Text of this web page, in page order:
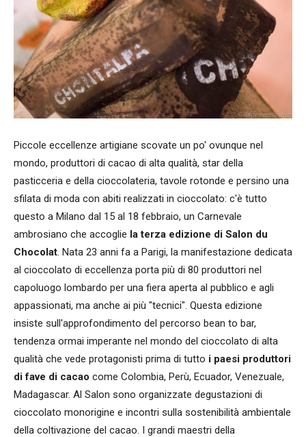
Piccole eccellenze artigiane scovate un po' ovunque nel
mondo, produttori di cacao di alta qualità, star della
pasticceria e della cioccolateria, tavole rotonde e persino una
sfilata di moda con abiti realizzati in cioccolato: c'è tutto
questo a Milano dal 15 al 18 febbraio, un Carnevale
ambrosiano che accoglie la terza edizione di Salon du
Chocolat. Nata 23 anni fa a Parigi, la manifestazione dedicata
al cioccolato di eccellenza porta più di 80 produttori nel
capoluogo lombardo per una fiera aperta al pubblico e agli
appassionati, ma anche ai più "tecnici". Questa edizione
insiste sull'approfondimento del percorso bean to bar,
tendenza ormai imperante nel mondo del cioccolato di alta
qualità che vede protagonisti prima di tutto i paesi produttori
di fave di cacao come Colombia, Perù, Ecuador, Venezuale,
Madagascar. Al Salon sono organizzate degustazioni di
cioccolato monorigine e incontri sulla sostenibilità ambientale
della coltivazione del cacao. I grandi maestri della